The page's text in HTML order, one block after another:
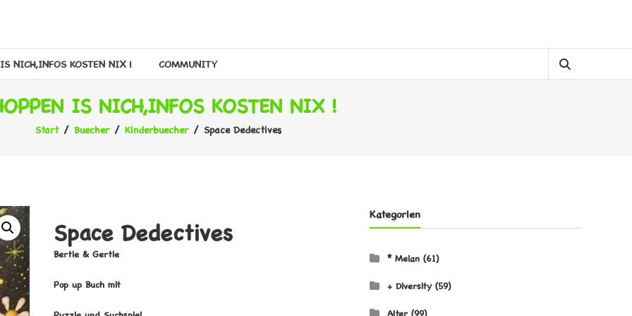
NICH,INFOS KOSTEN NIX ! COMMUNITY
IS NICH,INFOS KOSTEN NIX !
Start/ Buecher/ Kinderbuecher/ Space Dedectives
Space Dedectives
Bertie & Gertie
Pop up Buch mit
Kategorien
* Melan (61)
+ Diversity (59)
Alter (99)